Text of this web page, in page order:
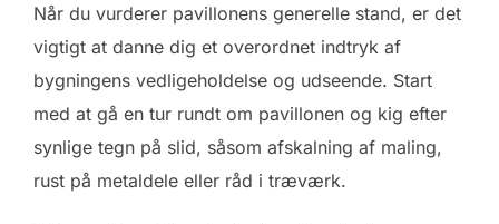
Når du vurderer pavillonens generelle stand, er det
vigtigt at danne dig et overordnet indtryk af
bygningens vedligeholdelse og udseende. Start
med at gå en tur rundt om pavillonen og kig efter
synlige tegn på slid, såsom afskalning af maling,
rust på metaldele eller råd i træværk.